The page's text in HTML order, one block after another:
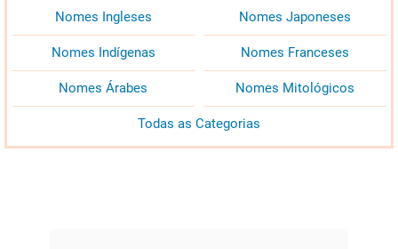
Nomes Ingleses Nomes Japoneses
Nomes Indígenas Nomes Franceses
Nomes Árabes Nomes Mitológicos
Todas as Categorias